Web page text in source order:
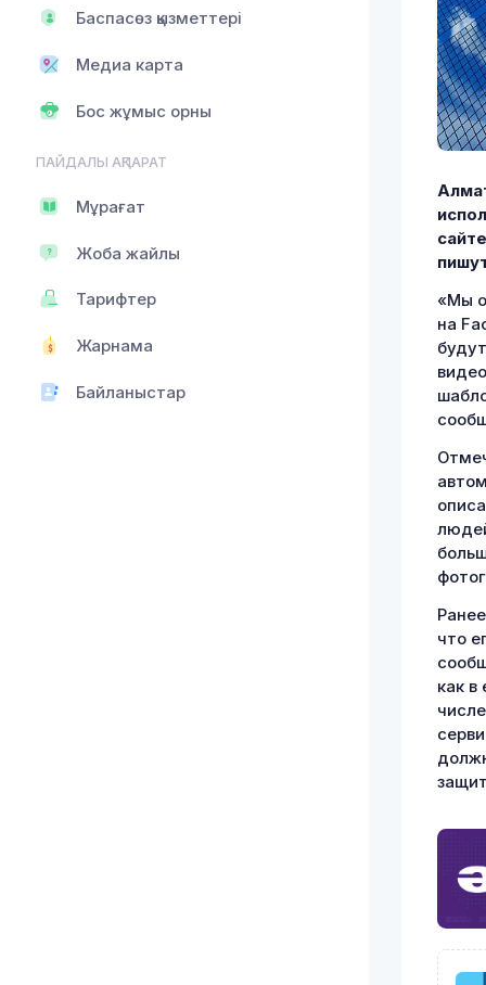
Баспасөз қызметтері
Медиа карта
Бос жұмыс орны
ПАЙДАЛЫ АҚПАРАТ
Мұрағат
Жоба жайлы
Тарифтер
Жарнама
Байланыстар
«Мы
на
что
как